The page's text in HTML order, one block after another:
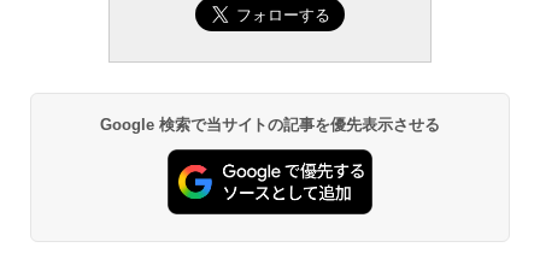
Google 検索で当サイトの記事を優先表示させる